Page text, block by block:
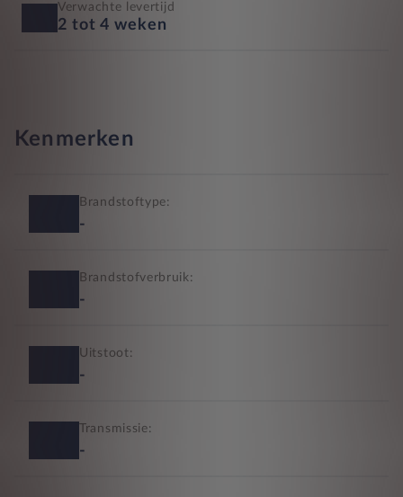
Verwachte levertijd
2 tot 4 weken
Kenmerken
Brandstoftype:
-
Brandstofverbruik:
-
Uitstoot:
-
Transmissie:
-